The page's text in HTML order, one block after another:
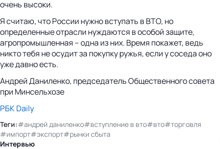
очень высоки.
Я считаю, что России нужно вступать в ВТО, но
определенные отрасли нуждаются в особой защите,
агропромышленная – одна из них. Время покажет, ведь
никто тебя не осудит за покупку ружья, если у соседа оно
уже давно есть.
Андрей Даниленко, председатель Общественного совета
при Минсельхозе
РБК Daily
Теги:#андрей даниленко#вступление в вто#вто#торговля
#импорт#экспорт#рынки сбыта
Интервью